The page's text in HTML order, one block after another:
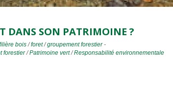
DANS SON PATRIMOINE ?
bois/foret/groupement forestier-
forestier/Patrimoine vert/Responsabilité environnementale